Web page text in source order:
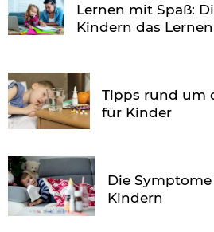
Lernen mit Spaß:
Kindern das
Tipps rund um
für Kinder
Die
Kindern